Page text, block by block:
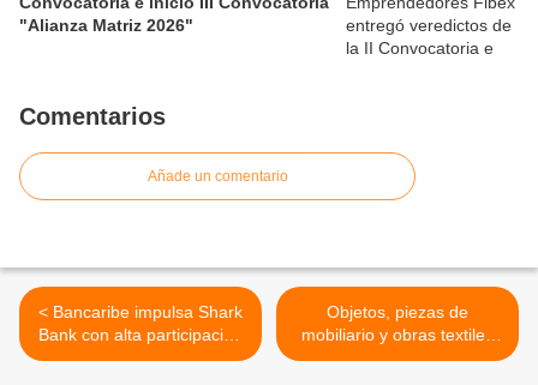
"Alianza Matriz 2026"
Comentarios
Añade un comentario
< Bancaribe impulsa Shark
Bank con alta participación
de startups y soluciones
Objetos, piezas de
mobiliario y obras textiles
se exponen en Espacio Arte